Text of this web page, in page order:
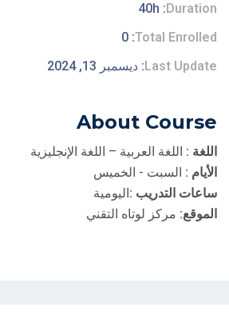
Duration
Total Enrolled
Last Update ديسمبر 13, 2024
About Course
اللغة : اللغة العربية – اللغة الإنجليزية
الأيام : السبت - الخميس
ساعات التدريب :اليومية
الموقع: مركز لوتاه التقني